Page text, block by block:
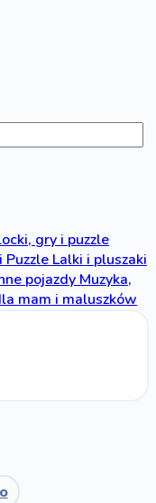
gry i puzzle
PuzzleLalki i pluszaki
pojazdyMuzyka,
mam i maluszków